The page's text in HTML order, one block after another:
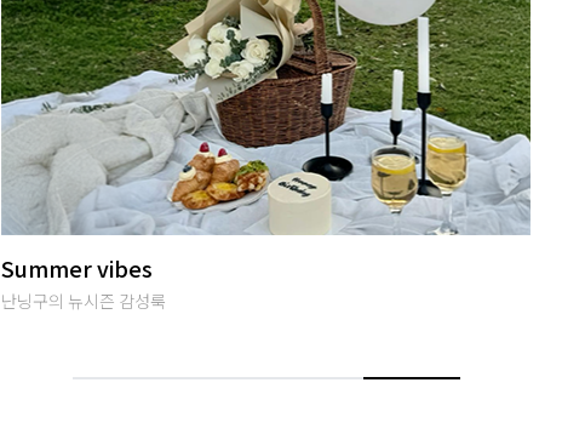
썸머여행룩
편안하면서 특별한 휴양지룩